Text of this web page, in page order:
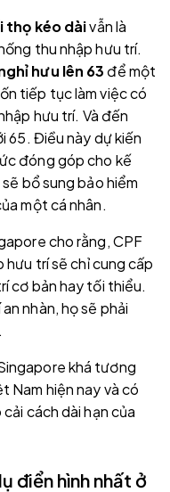
thọ kéo dàivẫn là
thu nhập hưu trí.
hưu lên 63 để một
tiếp tục làm việc có
hưu trí. Và đến
65. Điều này dự kiến
đóng góp cho kế
bổ sung bảo hiểm
một cá nhân.
cho rằng, CPF
trí sẽ chỉ cung cấp
cơ bản hay tối thiểu.
nhàn, họ sẽ phải
.
khá tương
Nam hiện nay và có
cách dài hạn của
điển hình nhất ở